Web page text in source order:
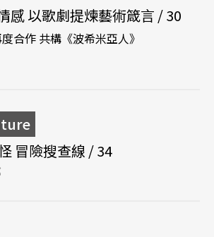
感 以歌劇提煉藝術箴言 / 30
合作 共構《波希米亞人》
冒險搜查線 / 34